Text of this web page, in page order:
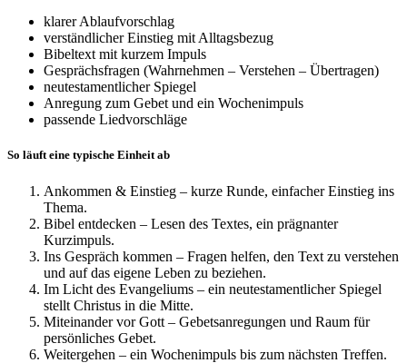
klarer Ablaufvorschlag
verständlicher Einstieg mit Alltagsbezug
Bibeltext mit kurzem Impuls
Gesprächsfragen (Wahrnehmen – Verstehen – Übertragen)
neutestamentlicher Spiegel
Anregung zum Gebet und ein Wochenimpuls
passende Liedvorschläge
So läuft eine typische Einheit ab
Ankommen & Einstieg – kurze Runde, einfacher Einstieg ins
Thema.
Bibel entdecken – Lesen des Textes, ein prägnanter
Kurzimpuls.
Ins Gespräch kommen – Fragen helfen, den Text zu verstehen
und auf das eigene Leben zu beziehen.
Im Licht des Evangeliums – ein neutestamentlicher Spiegel
stellt Christus in die Mitte.
Miteinander vor Gott – Gebetsanregungen und Raum für
persönliches Gebet.
Weitergehen – ein Wochenimpuls bis zum nächsten Treffen.